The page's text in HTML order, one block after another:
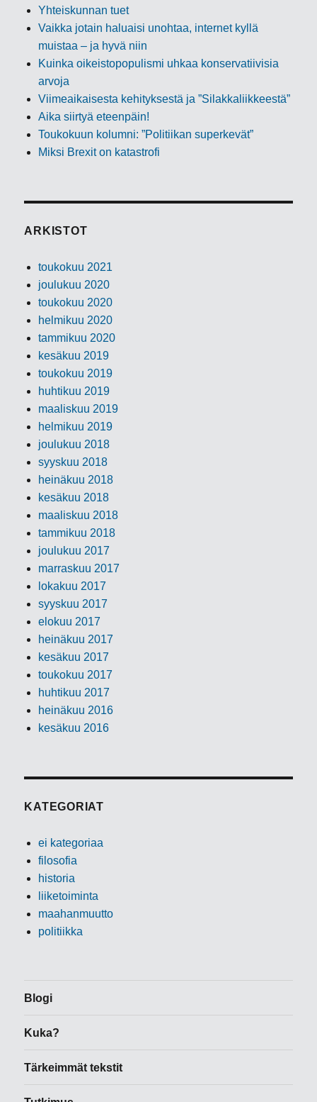
Yhteiskunnan tuet
Vaikka jotain haluaisi unohtaa, internet kyllä
muistaa – ja hyvä niin
Kuinka oikeistopopulismi uhkaa konservatiivisia
arvoja
Viimeaikaisesta kehityksestä ja ”Silakkaliikkeestä”
Aika siirtyä eteenpäin!
Toukokuun kolumni: ”Politiikan superkevät”
Miksi Brexit on katastrofi
ARKISTOT
toukokuu 2021
joulukuu 2020
toukokuu 2020
helmikuu 2020
tammikuu 2020
kesäkuu 2019
toukokuu 2019
huhtikuu 2019
maaliskuu 2019
helmikuu 2019
joulukuu 2018
syyskuu 2018
heinäkuu 2018
kesäkuu 2018
maaliskuu 2018
tammikuu 2018
joulukuu 2017
marraskuu 2017
lokakuu 2017
syyskuu 2017
elokuu 2017
heinäkuu 2017
kesäkuu 2017
toukokuu 2017
huhtikuu 2017
heinäkuu 2016
kesäkuu 2016
KATEGORIAT
ei kategoriaa
filosofia
historia
liiketoiminta
maahanmuutto
politiikka
Blogi
Kuka?
Tärkeimmät tekstit